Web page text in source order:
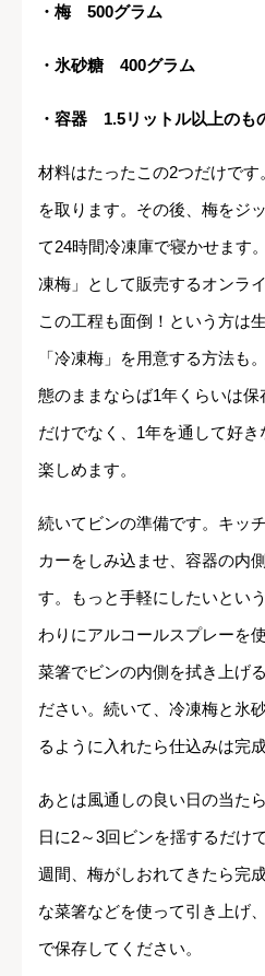
・梅 500グラム
・氷砂糖 400グラム
・容器 1.5リットル以上のも
材料はたったこの2つだけで
を取ります。その後、梅をジ
て24時間冷凍庫で寝かせます
凍梅」として販売するオンラ
この工程も面倒！という方は
「冷凍梅」を用意する方法も
態のままならば1年くらいは
だけでなく、1年を通して好
楽しめます。
続いてビンの準備です。キッ
カーをしみ込ませ、容器の内
す。もっと手軽にしたいとい
わりにアルコールスプレーを
菜箸でビンの内側を拭き上げ
ださい。続いて、冷凍梅と氷
るように入れたら仕込みは完成
あとは風通しの良い日の当た
日に2～3回ビンを揺するだけ
週間、梅がしおれてきたら完
な菜箸などを使って引き上げ
で保存してください。